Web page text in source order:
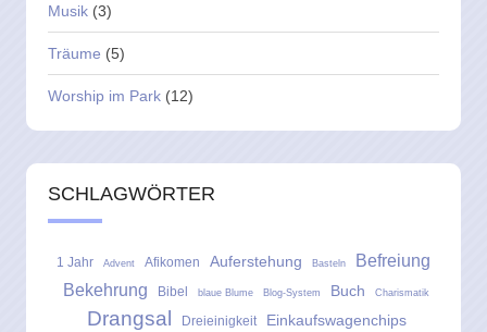
Musik (3)
Träume (5)
Worship im Park (12)
SCHLAGWÖRTER
1 Jahr Advent Afikomen Auferstehung Basteln
Befreiung
Bekehrung
Bibel blaue Blume Blog-System Buch Charismatik
Drangsal Dreieinigkeit Einkaufswagenchips